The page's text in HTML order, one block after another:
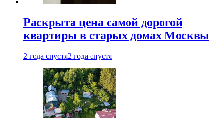
Раскрыта цена самой дорогой
квартиры в старых домах Москвы
2 года спустя2 года спустя